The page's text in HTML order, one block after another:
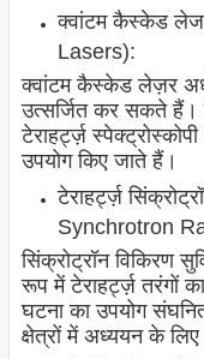
क्वांटम कैस्केड
Lasers):
क्वांटम कैस्केड लेज़र
उत्सर्जित कर सकते हैं।
टेराहर्ट्ज़
उपयोग किए जाते हैं।
टेराहर्ट्ज़
Synchrotron
सिंक्रोट्रॉन विकिरण
रूप में टेराहर्ट्ज़ तरंगों
घटना का उपयोग
क्षेत्रों में अध्ययन के